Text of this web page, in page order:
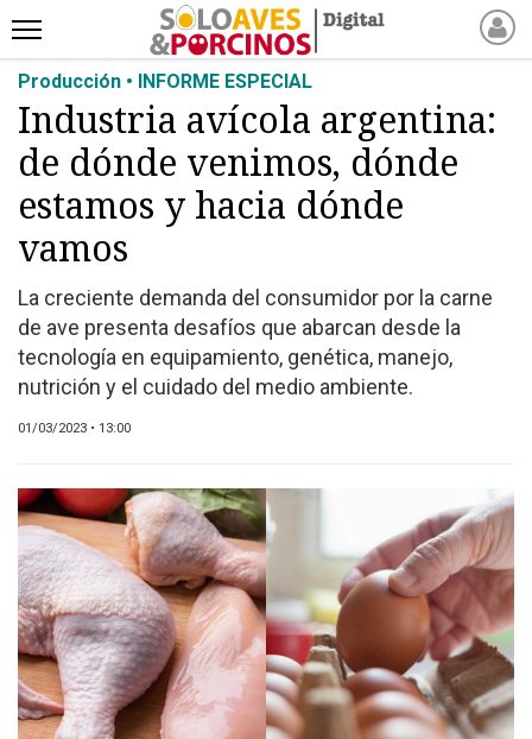
INICIO
NOTICIAS RECIENTES
NOTICIAS
ARTÍCULOS
PRODUCCIÓN
PROCESO
PRODUCTO
NUEVOS PRODUCTOS
MARKETPLACE
DIRECTORIO
CALENDARIO
MEDIA KIT
SERVICIOS
Producción • INFORME ESPECIAL
Industria avícola argentina:
de dónde venimos, dónde
estamos y hacia dónde
vamos
La creciente demanda del consumidor por la carne
de ave presenta desafíos que abarcan desde la
tecnología en equipamiento, genética, manejo,
nutrición y el cuidado del medio ambiente.
01/03/2023 • 13:00